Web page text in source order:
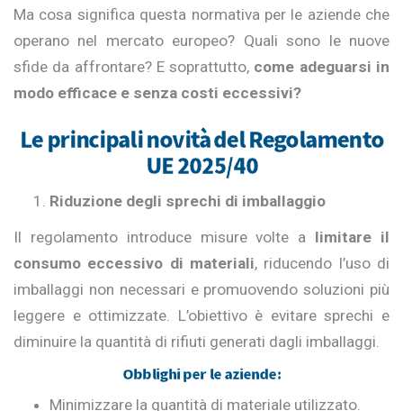
Ma cosa significa questa normativa per le aziende che
operano nel mercato europeo? Quali sono le nuove
sfide da affrontare? E soprattutto, come adeguarsi in
modo efficace e senza costi eccessivi?
Le principali novità del Regolamento
UE 2025/40
Riduzione degli sprechi di imballaggio
Il regolamento introduce misure volte a limitare il
consumo eccessivo di materiali, riducendo l’uso di
imballaggi non necessari e promuovendo soluzioni più
leggere e ottimizzate. L’obiettivo è evitare sprechi e
diminuire la quantità di rifiuti generati dagli imballaggi.
Obblighi per le aziende:
Minimizzare la quantità di materiale utilizzato.